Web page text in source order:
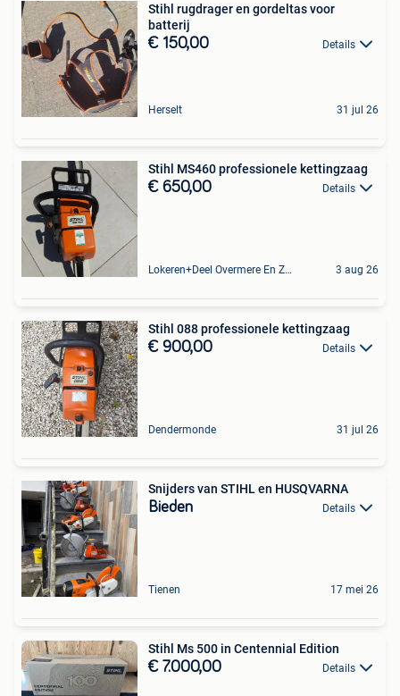
Stihl rugdrager en gordeltas voor
batterij
€ 150,00 Details
Herselt 31 jul 26
Stihl MS460 professionele kettingzaag
€ 650,00 Details
Lokeren+Deel Overmere En Zele 3 aug 26
Stihl 088 professionele kettingzaag
€ 900,00 Details
Dendermonde 31 jul 26
Snijders van STIHL en HUSQVARNA
Bieden Details
Tienen 17 mei 26
Stihl Ms 500 in Centennial Edition
€ 7.000,00 Details